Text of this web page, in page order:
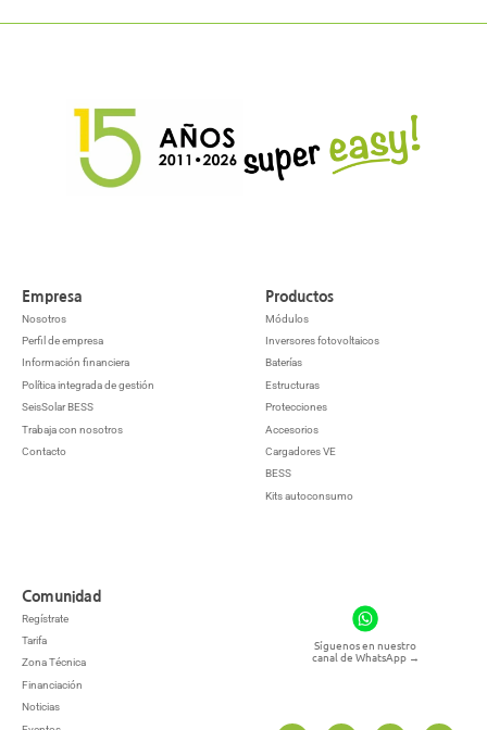
Empresa
Nosotros
Perfil de empresa
Información financiera
Política integrada de gestión
SeisSolar BESS
Trabaja con nosotros
Contacto
Productos
Módulos
Inversores fotovoltaicos
Baterías
Estructuras
Protecciones
Accesorios
Cargadores VE
BESS
Kits autoconsumo
Comunidad
Regístrate
Tarifa
Zona Técnica
Financiación
Noticias
Síguenos en nuestro
canal de WhatsApp →